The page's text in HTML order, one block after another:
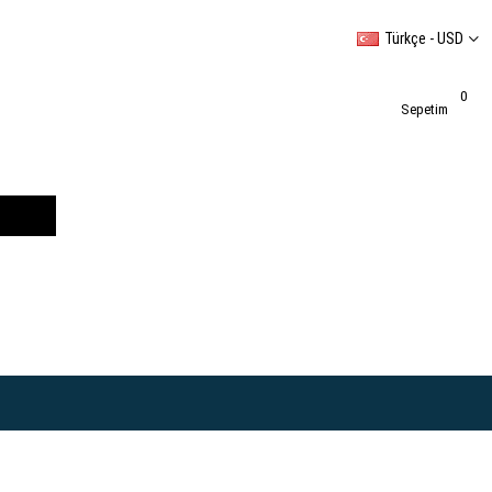
Türkçe - USD
Sepetim
0